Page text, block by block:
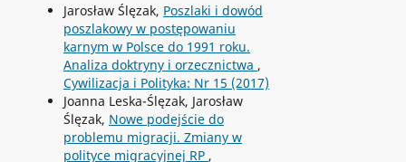
Jarosław Ślęzak, Poszlaki i dowód
poszlakowy w postępowaniu
karnym w Polsce do 1991 roku.
Analiza doktryny i orzecznictwa ,
Cywilizacja i Polityka: Nr 15 (2017)
Joanna Leska-Ślęzak, Jarosław
Ślęzak, Nowe podejście do
problemu migracji. Zmiany w
polityce migracyjnej RP ,